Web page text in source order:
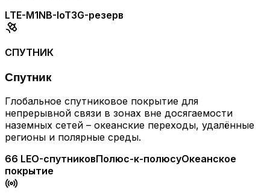
LTE-M1NB-IoT3G-резерв
СПУТНИК
Спутник
Глобальное спутниковое покрытие для
непрерывной связи в зонах вне досягаемости
наземных сетей – океанские переходы, удалённые
регионы и полярные среды.
66 LEO-спутниковПолюс-к-полюсуОкеанское
покрытие